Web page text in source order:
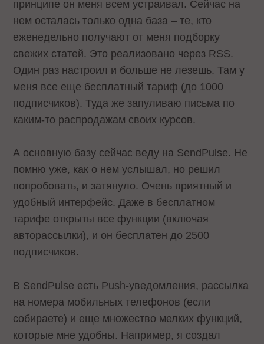
принципе он меня всем устраивал. Сейчас на
нем осталась только одна база – те, кто
еженедельно получают от меня подборку
свежих статей. Это реализовано через RSS.
Один раз настроил и больше не лезешь. Там у
меня все еще бесплатный тариф (до 1000
подписчиков). Туда же запуливаю письма по
каким-то распродажам своих курсов.
А основную базу сейчас веду на SendPulse. Не
помню уже, как о нем услышал, но решил
попробовать, и затянуло. Очень приятный и
удобный интерфейс. Даже в бесплатном
тарифе открыты все функции (включая
авторассылки), и он бесплатен до 2500
подписчиков.
В SendPulse есть Push-уведомления, рассылка
на номера мобильных телефонов (если
собираете) и еще множество мелких функций,
которые мне удобны. Например, я создал